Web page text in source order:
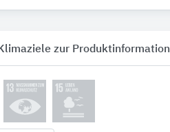
zur Produktinformation